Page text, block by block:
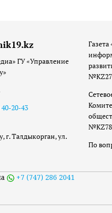
ГУ «Управление
40-20-43
г. Талдыкорган, ул.
По
+7 (747) 286 2041